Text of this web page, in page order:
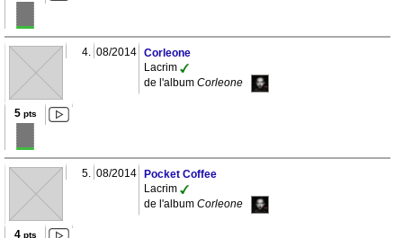
4. 08/2014 Corleone
Lacrim
de l'album Corleone
5pts
5. 08/2014
Pocket Coffee
Lacrim
de l'album Corleone
4pts